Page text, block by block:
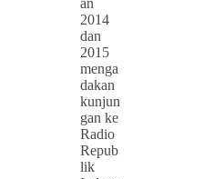
2014
dan
2015
menga
dakan
kunjun
gan ke
Radio
Repub
lik